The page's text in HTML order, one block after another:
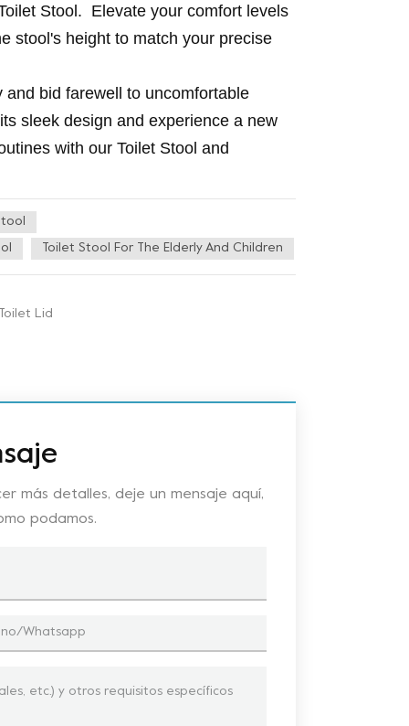
Stool. Elevate your comfort levels
stool's height to match your precise
bid farewell to uncomfortable
sleek design and experience a new
with our Toilet Stool and
Toilet Stool For The Elderly And Children
Lid
más detalles, deje un mensaje aquí,
podamos.